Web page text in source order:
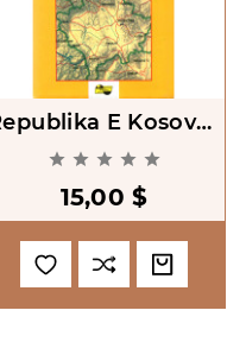
E Kosoves
1:250000
    
15,00 $